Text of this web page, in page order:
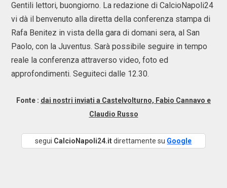
Gentili lettori, buongiorno. La redazione di CalcioNapoli24
vi dà il benvenuto alla diretta della conferenza stampa di
Rafa Benitez in vista della gara di domani sera, al San
Paolo, con la Juventus. Sarà possibile seguire in tempo
reale la conferenza attraverso video, foto ed
approfondimenti. Seguiteci dalle 12.30.
Fonte : dai nostri inviati a Castelvolturno, Fabio Cannavo e
Claudio Russo
segui CalcioNapoli24.itdirettamente su Google